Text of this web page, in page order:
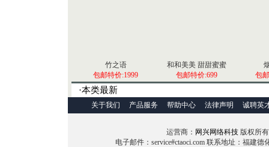
竹之语
包邮特价:1999
和和美美 甜甜蜜蜜
包邮特价:699
包
·本类最新
关于我们 产品服务 帮助中心 法律声明 诚聘英
运营商： 网兴网络科技 版权所
电子邮件：service#ctaoci.com 联系地址：福建